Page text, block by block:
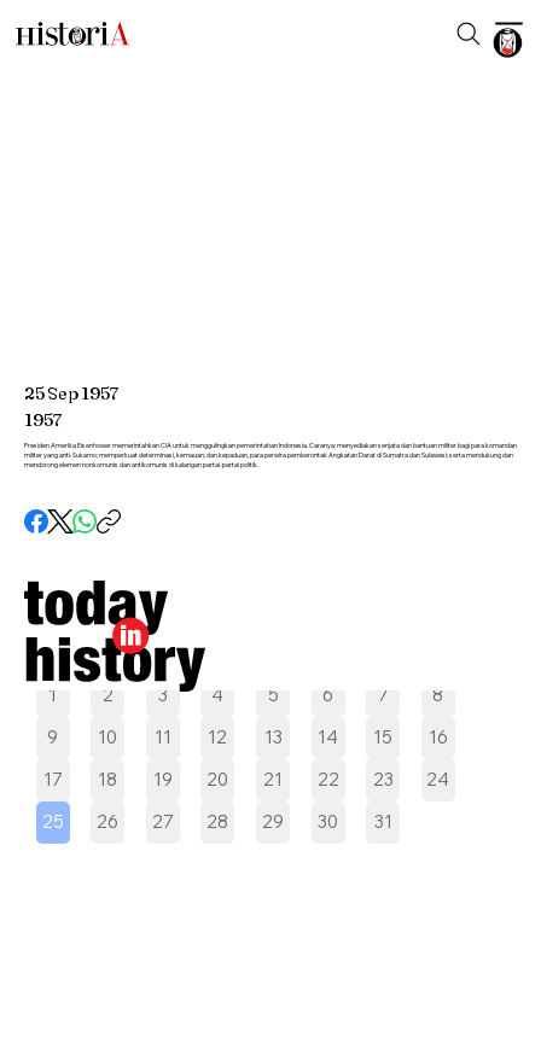
Pilih tanggal
1 2 3 4 5 6 7
8
9
10 11 12 13 14 15
16
17
18 19 20 21 22 23
24
25
26 27 28 29 30 31
25Sep1957
1957
Presiden Amerika Eisenhower memerintahkan CIA untuk menggulingkan pemerintahan Indonesia. Caranya: menyediakan senjata dan bantuan militer bagi para komandan
militer yang anti-Sukarno; memperkuat determinasi, kemauan, dan kepaduan, para perwira pemberontak Angkatan Darat di Sumatra dan Sulawesi; serta mendukung dan
mendorong elemen nonkomunis dan antikomunis di kalangan partai-partai politik.